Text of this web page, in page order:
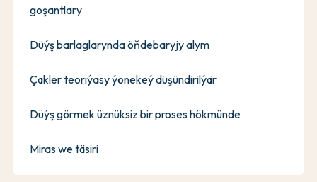
goşantlary
Düýş barlaglarynda öňdebaryjy alym
Çäkler teoriýasy ýönekeý düşündirilýär
Düýş görmek üznüksiz bir proses hökmünde
Miras we täsiri